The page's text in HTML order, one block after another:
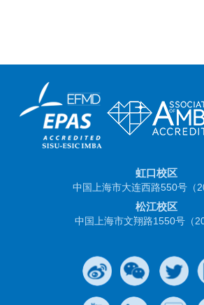
虹口校区
中国上海市大连西路550号（
松江校区
中国上海市文翔路1550号（